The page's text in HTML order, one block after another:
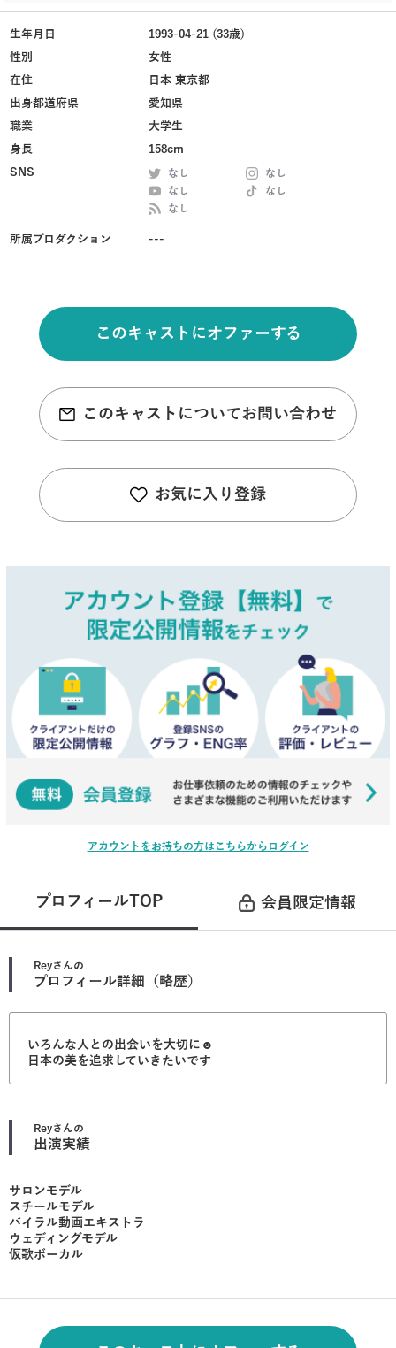
生年月日
1993-04-21 (33歳)
性別
女性
在住
日本 東京都
出身都道府県
愛知県
職業
大学生
身長
158cm
SNS
なし
なし
なし
なし
なし
所属プロダクション ---
このキャストにオファーする
このキャストについてお問い合わせ
お気に入り登録
アカウントをお持ちの方はこちらからログイン
プロフィールTOP 会員限定情報
Reyさんの
プロフィール詳細（略歴）
いろんな人との出会いを大切に☻
日本の美を追求していきたいです
Reyさんの
出演実績
サロンモデル
スチールモデル
バイラル動画エキストラ
ウェディングモデル
仮歌ボーカル